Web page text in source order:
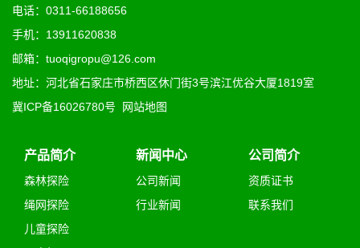
电话：0311-66188656
手机：13911620838
邮箱：tuoqigropu@126.com
地址：河北省石家庄市桥西区休门街3号滨江优谷大厦1819室
冀ICP备16026780号
网站地图
产品简介
森林探险
绳网探险
儿童探险
新闻中心
公司新闻
行业新闻
公司简介
资质证书
联系我们